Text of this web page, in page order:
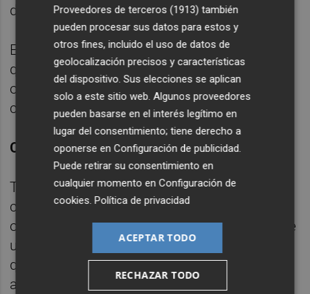
de la autorización.
En virtud de la Ley Estatal del Juego, tienen
que solicitar licencias las compañías que
operan por internet, tanto desde España
como hacia España.
CONCURSOS DE TELEVISIÓN
También deben pedir autorización las
cadenas o promotoras de televisión para
organizar concursos en los que se establece
un precio de entrada al mismo (cuando hay
que llamar o mandar un sms de tarificación
adicional) y cuando intervenga un elemento
Proveedores de terceros (1913) también
pueden procesar sus datos para estos y
otros fines, incluido el uso de datos de
geolocalización precisos y características
del dispositivo. Sus elecciones se aplican
solo a este sitio web. Algunos proveedores
pueden basarse en el interés legítimo en
lugar del consentimiento; tiene derecho a
oponerse enConfiguración de publicidad
Puede retirar su consentimiento en
cualquier momento enConfiguración de
cookies .Política de privacidad
ACEPTAR TODO
RECHAZAR TODO